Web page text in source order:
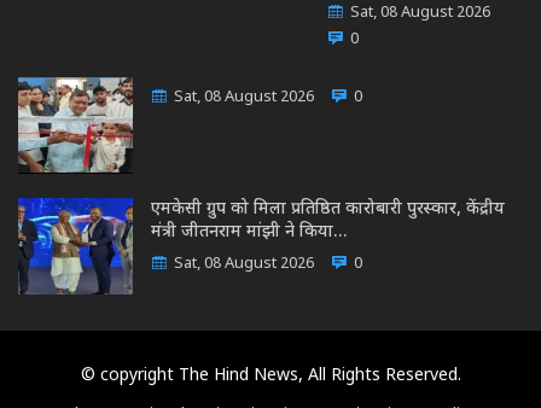
Sat, 08 August 2026
0
Sat, 08 August 2026 0
एमकेसी ग्रुप को मिला प्रतिष्ठित कारोबारी पुरस्कार, केंद्रीय
मंत्री जीतनराम मांझी ने किया…
Sat, 08 August 2026 0
© copyright The Hind News, All Rights Reserved.